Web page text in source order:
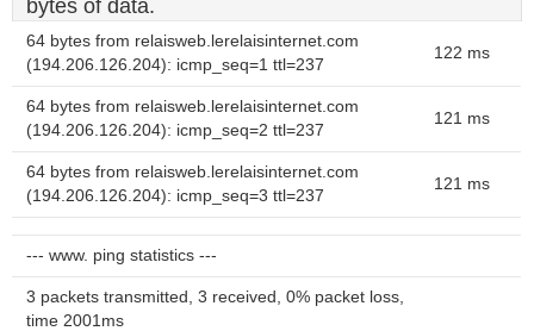
bytes of data.
64 bytes from relaisweb.lerelaisinternet.com
(194.206.126.204): icmp_seq=1 ttl=237
122 ms
64 bytes from relaisweb.lerelaisinternet.com
(194.206.126.204): icmp_seq=2 ttl=237
121 ms
64 bytes from relaisweb.lerelaisinternet.com
(194.206.126.204): icmp_seq=3 ttl=237
121 ms
--- www. ping statistics ---
3 packets transmitted, 3 received, 0% packet loss,
time 2001ms